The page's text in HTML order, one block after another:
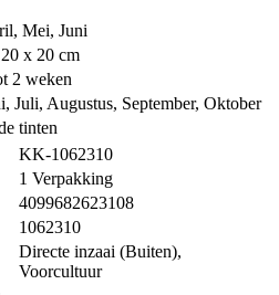
Mei, Juni
x 20 cm
2 weken
Juli, Augustus, September, Oktober
tinten
KK-1062310
1 Verpakking
4099682623108
1062310
Directe inzaai (Buiten),
Voorcultuur